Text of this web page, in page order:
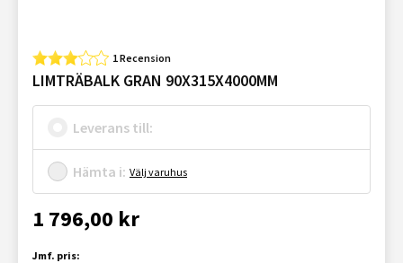
1 Recension
LIMTRÄBALK GRAN 90X315X4000MM
Leverans till:
Hämta i: Välj varuhus
1 796,00 kr
Jmf. pris: